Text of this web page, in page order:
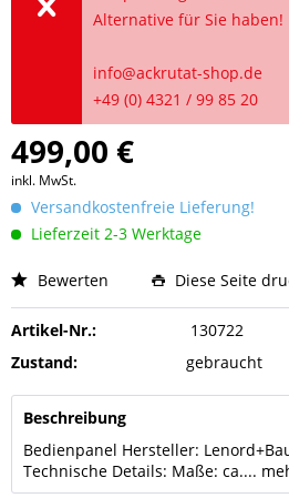
Alternative für Sie haben!
info@ackrutat-shop.de
+49 (0) 4321 / 99 85 20
499,00 €
inkl. MwSt.
Versandkostenfreie Lieferung!
Lieferzeit 2-3 Werktage
Bewerten Diese Seite
Artikel-Nr.:
130722
Zustand:
gebraucht
Beschreibung
Bedienpanel Hersteller:
Technische Details: Maße: ca....